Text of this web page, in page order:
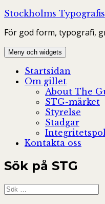
Hoppa
innehåll
Stockholms
För god form, typografi,
Meny och widgets
Startsidan
Om gillet
About The
STG-märket
Styrelse
Stadgar
Kontakta oss
Sök på STG
Sök
efter: